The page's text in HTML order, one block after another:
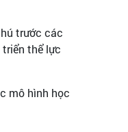
trước các
thể lực
mô hình học